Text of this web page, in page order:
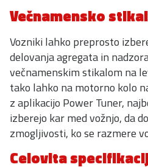
Večnamensko
Vozniki lahko preprosto
delovanja agregata in
večnamenskim stikalom na
tako lahko na motorno kolo
z aplikacijo Power Tuner,
izberejo kar med vožnjo, da
zmogljivosti, ko se razmere
Celovita